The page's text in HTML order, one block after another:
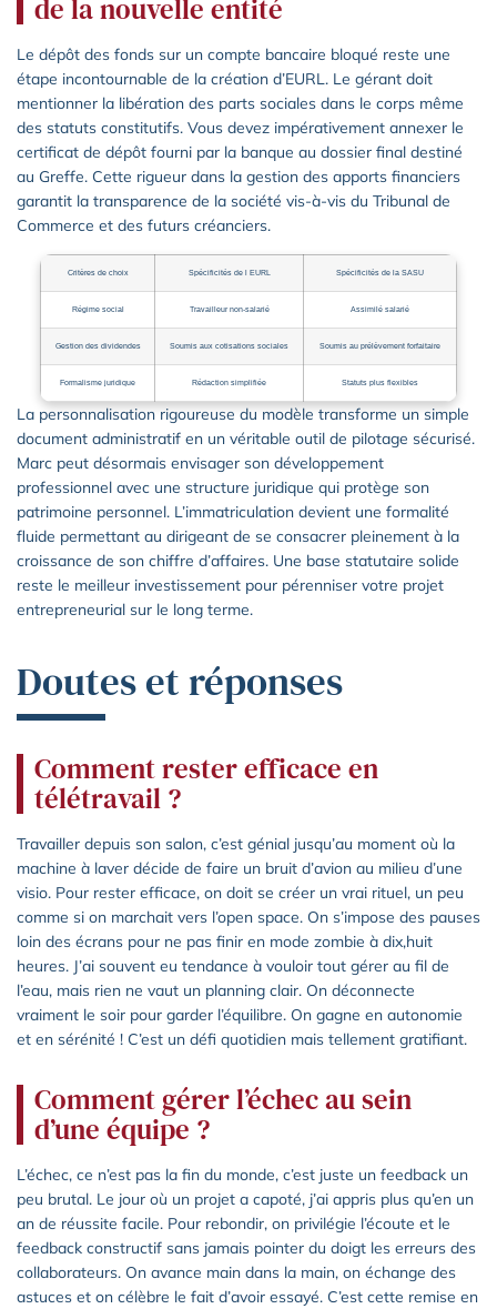
de la nouvelle entité
Le dépôt des fonds sur un compte bancaire bloqué reste une
étape incontournable de la création d’EURL. Le gérant doit
mentionner la libération des parts sociales dans le corps même
des statuts constitutifs. Vous devez impérativement annexer le
certificat de dépôt fourni par la banque au dossier final destiné
au Greffe. Cette rigueur dans la gestion des apports financiers
garantit la transparence de la société vis-à-vis du Tribunal de
Commerce et des futurs créanciers.
Critères de choix Spécificités de l EURL Spécificités de la SASU
Régime social Travailleur non-salarié Assimilé salarié
Gestion des dividendes Soumis aux cotisations sociales Soumis au prélèvement forfaitaire
Formalisme juridique Rédaction simplifiée Statuts plus flexibles
La personnalisation rigoureuse du modèle transforme un simple
document administratif en un véritable outil de pilotage sécurisé.
Marc peut désormais envisager son développement
professionnel avec une structure juridique qui protège son
patrimoine personnel. L’immatriculation devient une formalité
fluide permettant au dirigeant de se consacrer pleinement à la
croissance de son chiffre d’affaires. Une base statutaire solide
reste le meilleur investissement pour pérenniser votre projet
entrepreneurial sur le long terme.
Doutes et réponses
Comment rester efficace en
télétravail ?
Travailler depuis son salon, c’est génial jusqu’au moment où la
machine à laver décide de faire un bruit d’avion au milieu d’une
visio. Pour rester efficace, on doit se créer un vrai rituel, un peu
comme si on marchait vers l’open space. On s’impose des pauses
loin des écrans pour ne pas finir en mode zombie à dix,huit
heures. J’ai souvent eu tendance à vouloir tout gérer au fil de
l’eau, mais rien ne vaut un planning clair. On déconnecte
vraiment le soir pour garder l’équilibre. On gagne en autonomie
et en sérénité ! C’est un défi quotidien mais tellement gratifiant.
Comment gérer l’échec au sein
d’une équipe ?
L’échec, ce n’est pas la fin du monde, c’est juste un feedback un
peu brutal. Le jour où un projet a capoté, j’ai appris plus qu’en un
an de réussite facile. Pour rebondir, on privilégie l’écoute et le
feedback constructif sans jamais pointer du doigt les erreurs des
collaborateurs. On avance main dans la main, on échange des
astuces et on célèbre le fait d’avoir essayé. C’est cette remise en